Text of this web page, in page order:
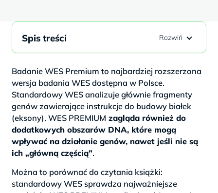
Badanie WES Premium to najbardziej rozszerzona
wersja badania WES dostępna w Polsce.
Standardowy WES analizuje głównie fragmenty
genów zawierające instrukcje do budowy białek
(eksony). WES PREMIUM zagląda również do
dodatkowych obszarów DNA, które mogą
wpływać na działanie genów, nawet jeśli nie są
ich „główną częścią”.
Można to porównać do czytania książki:
standardowy WES sprawdza najważniejsze
Spis treści